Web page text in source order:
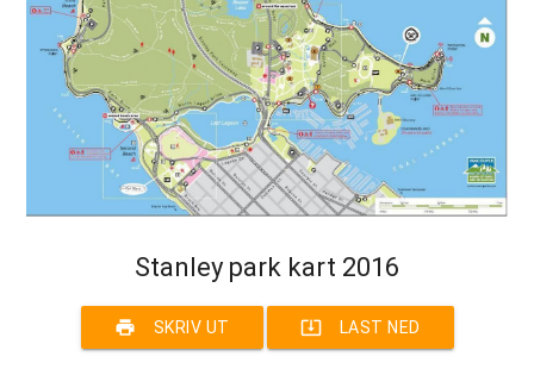
Stanley park kart 2016
print SKRIV UT system_update_alt LAST NED